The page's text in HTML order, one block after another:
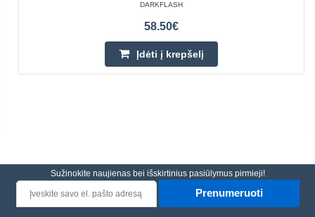
DARKFLASH
58.50€
Įdėti į krepšelį
Sužinokite naujienas bei išskirtinius pasiūlymus pirmieji!
Prenumeruoti